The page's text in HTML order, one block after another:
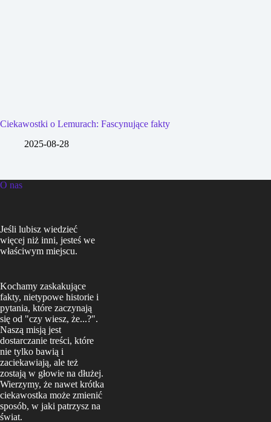
Ciekawostki o Lemurach: Fascynujące fakty
2025-08-28
O nas
Jeśli lubisz wiedzieć
więcej niż inni, jesteś we
właściwym miejscu.
Kochamy zaskakujące
fakty, nietypowe historie i
pytania, które zaczynają
się od "czy wiesz, że...?".
Naszą misją jest
dostarczanie treści, które
nie tylko bawią i
zaciekawiają, ale też
zostają w głowie na dłużej.
Wierzymy, że nawet krótka
ciekawostka może zmienić
sposób, w jaki patrzysz na
świat.